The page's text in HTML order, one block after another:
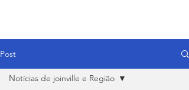
Post
Notícias de joinville e Região